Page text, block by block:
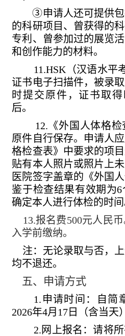
③申请人还可提供
的科研项目、曾获得的
专利、曾参加过的展览
和创作能力的材料。
11.HSK （汉语水平
证书电子扫描件，被录
时提交原件，证书取得
后。
12. 《外国人体格
原件自行保存。申请人
格检查表》中要求的项
贴有本人照片或照片上
医院签字盖章的《外国
鉴于检查结果有效期为6
确定本人进行体检的时间
13.报名费500元人民
入学前缴纳。
注：无论录取与否，
均不退还。
五、申请方式
1. 申请时间：自简
2026年4月 17 日（含当天
2.网上报名：请将